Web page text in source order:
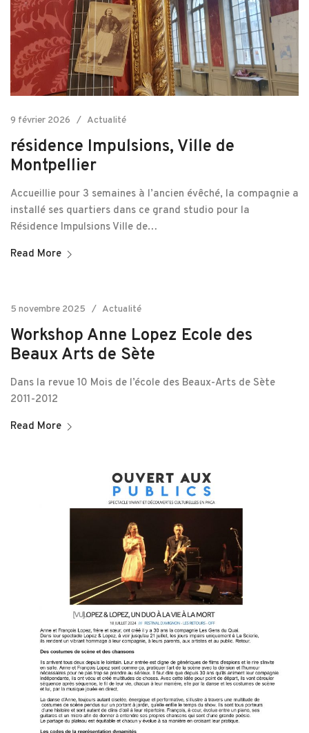
9 février 2026 Actualité
résidence Impulsions, Ville de
Montpellier
Accueillie pour 3 semaines à l’ancien évêché, la compagnie a
installé ses quartiers dans ce grand studio pour la
Résidence Impulsions Ville de…
Read More
5 novembre 2025 Actualité
Workshop Anne Lopez Ecole des
Beaux Arts de Sète
Dans la revue 10 Mois de l’école des Beaux-Arts de Sète
2011-2012
Read More